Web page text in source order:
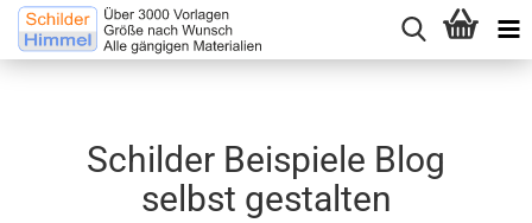
Schilder Beispiele Blog
selbst gestalten